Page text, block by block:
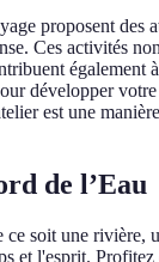
proposent des
Ces activités
également
développer
est une
de l’Eau
soit une rivière,
et l'esprit.